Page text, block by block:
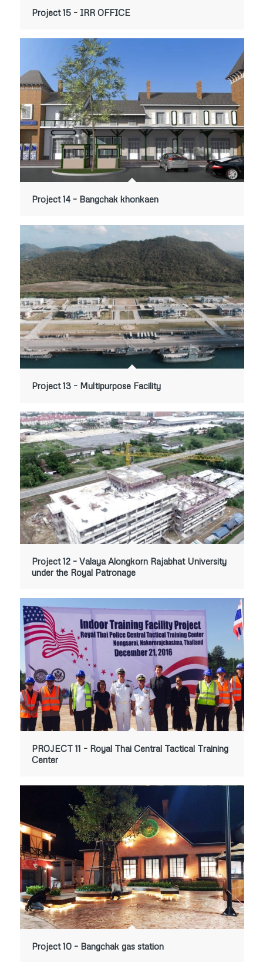
Project 15 – IRR OFFICE
Project 14 – Bangchak khonkaen
Project 13 – Multipurpose Facility
Project 12 – Valaya Alongkorn Rajabhat University
under the Royal Patronage
PROJECT 11 – Royal Thai Central Tactical Training
Center
Project 10 – Bangchak gas station